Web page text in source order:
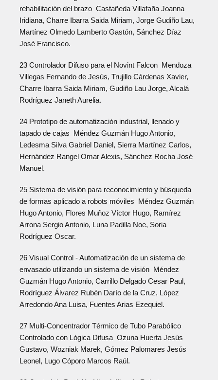
rehabilitación del brazo Castañeda Villafaña Joanna
Iridiana, Charre Ibarra Saida Miriam, Jorge Gudiño Lau,
Martínez Olmedo Lamberto Gastón, Sánchez Díaz
José Francisco.
23 Controlador Difuso para el Novint Falcon Mendoza
Villegas Fernando de Jesús, Trujillo Cárdenas Xavier,
Charre Ibarra Saida Miriam, Gudiño Lau Jorge, Alcalá
Rodríguez Janeth Aurelia.
24 Prototipo de automatización industrial, llenado y
tapado de cajas Méndez Guzmán Hugo Antonio,
Ledesma Silva Gabriel Daniel, Sierra Martínez Carlos,
Hernández Rangel Omar Alexis, Sánchez Rocha José
Manuel.
25 Sistema de visión para reconocimiento y búsqueda
de formas aplicado a robots móviles Méndez Guzmán
Hugo Antonio, Flores Muñoz Víctor Hugo, Ramírez
Arrona Sergio Antonio, Luna Padilla Noe, Soria
Rodríguez Oscar.
26 Visual Control - Automatización de un sistema de
envasado utilizando un sistema de visión Méndez
Guzmán Hugo Antonio, Carrillo Delgado Cesar Paul,
Rodríguez Álvarez Rubén Darío de la Cruz, López
Arredondo Ana Luisa, Fuentes Arias Ezequiel.
27 Multi-Concentrador Térmico de Tubo Parabólico
Controlado con Lógica Difusa Ozuna Huerta Jesús
Gustavo, Wozniak Marek, Gómez Palomares Jesús
Leonel, Lugo Cóporo Marcos Raúl.